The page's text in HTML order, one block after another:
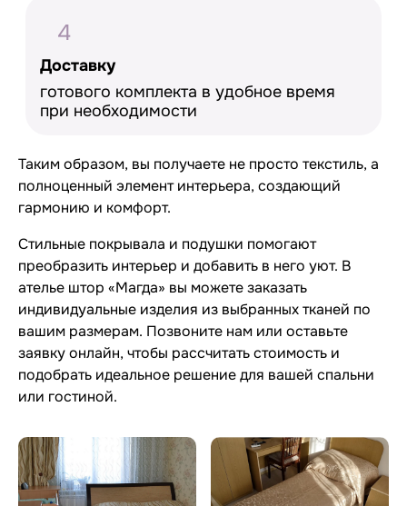
4
Доставку
готового комплекта в удобное время
при необходимости
Таким образом, вы получаете не просто текстиль, а
полноценный элемент интерьера, создающий
гармонию и комфорт.
Стильные покрывала и подушки помогают
преобразить интерьер и добавить в него уют. В
ателье штор «Магда» вы можете заказать
индивидуальные изделия из выбранных тканей по
вашим размерам. Позвоните нам или оставьте
заявку онлайн, чтобы рассчитать стоимость и
подобрать идеальное решение для вашей спальни
или гостиной.